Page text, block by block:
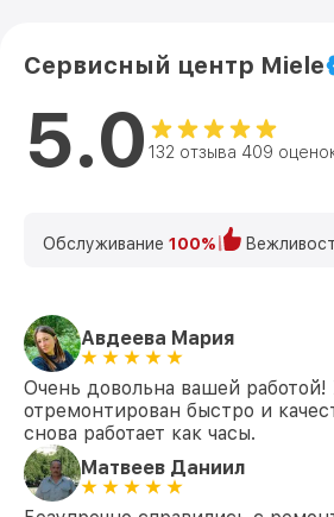
Сервисный центр Miele
5.0 132 отзыва 409
Обслуживание 100%
Авдеева Мария
Очень довольна вашей
отремонтирован быстро и
снова работает как часы.
Матвеев Даниил